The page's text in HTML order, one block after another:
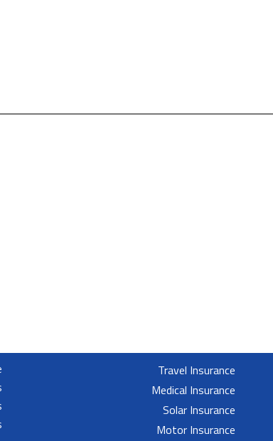
Travel Insurance
Medical Insurance
Solar Insurance
Motor Insurance